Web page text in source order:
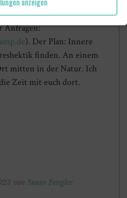
anzeigen
Frauen nur noch fünf
Anfragen:
). Der Plan: Innere
finden. An einem
mitten in der Natur. Ich
Zeit mit euch dort.
von Susan Fengler